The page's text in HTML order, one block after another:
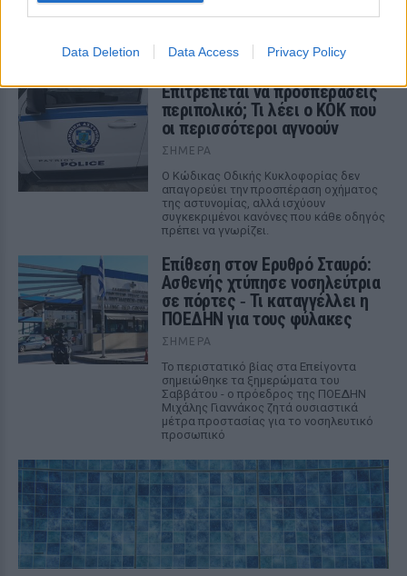
Data Deletion Data Access Privacy Policy
Ταξιδιωτική προειδοποίηση εξέδωσε το
της «ημέρας οργής» φιλοπαλαιστινιακών
οργανώσεων σε 36 σημεία της χώρας.
Επιτρέπεται να προσπεράσεις
περιπολικό; Τι λέει ο ΚΟΚ που
οι περισσότεροι αγνοούν
ΣΉΜΕΡΑ
Ο Κώδικας Οδικής Κυκλοφορίας δεν
απαγορεύει την προσπέραση οχήματος
της αστυνομίας, αλλά ισχύουν
συγκεκριμένοι κανόνες που κάθε οδηγός
πρέπει να γνωρίζει.
Επίθεση στον Ερυθρό Σταυρό:
Ασθενής χτύπησε νοσηλεύτρια
σε πόρτες ‑ Τι καταγγέλλει η
ΠΟΕΔΗΝ για τους φύλακες
ΣΉΜΕΡΑ
Το περιστατικό βίας στα Επείγοντα
σημειώθηκε τα ξημερώματα του
Σαββάτου - ο πρόεδρος της ΠΟΕΔΗΝ
Μιχάλης Γιαννάκος ζητά ουσιαστικά
μέτρα προστασίας για το νοσηλευτικό
προσωπικό